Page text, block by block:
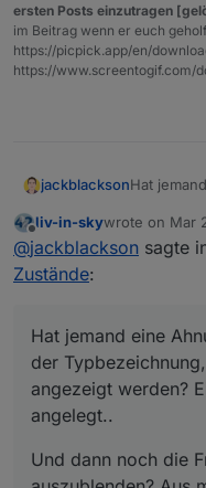
ersten Posts einzutragen
im Beitrag wenn er euch
https://picpick.app/en/
https://www.screentogif.com/
jackblacksonHat
Namen
gleich
Und dann
Gruppen
Offline
liv-in-skywrote on Mar
last edited by
@jackblackson sagte
Zustände:
Hat jemand eine
der
angezeigt werden?
angelegt..
Und dann noch die